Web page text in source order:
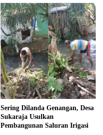
Sering Dilanda Genangan, Desa
Sukaraja Usulkan
Pembangunan Saluran Irigasi